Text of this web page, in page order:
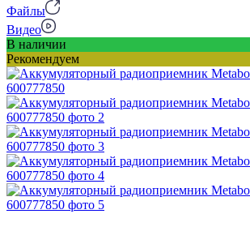
Файлы
Видео
В наличии
Рекомендуем